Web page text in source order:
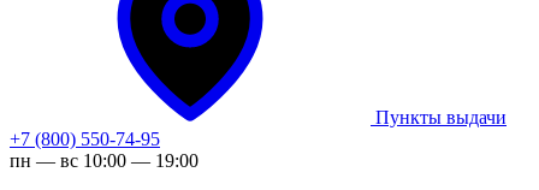
Пункты выдачи
+7 (800) 550-74-95
пн — вс 10:00 — 19:00